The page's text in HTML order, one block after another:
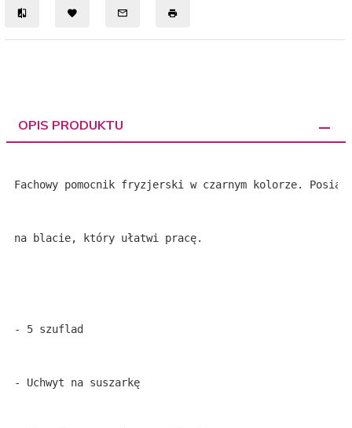
OPIS PRODUKTU
Fachowy pomocnik fryzjerski w czarnym kolorze.
na blacie, który ułatwi pracę.
- 5 szuflad
- Uchwyt na suszarkę